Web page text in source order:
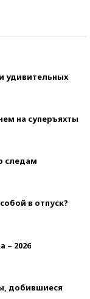
удивительных
на суперъяхты
следам
в отпуск?
– 2026
добившиеся